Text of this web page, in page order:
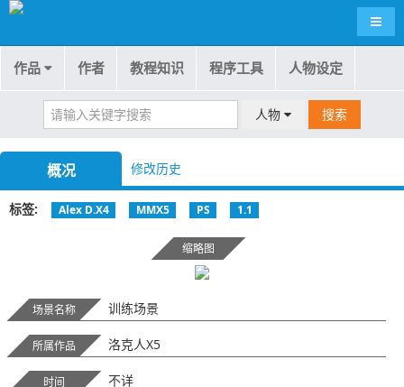
导航
作品 作者 教程知识 程序工具 人物设定
人物 搜索
概况 修改历史
标签 Alex D.X4 MMX5 PS 1.1
缩略图
场景名称 训练场景
所属作品 洛克人X5
时间 不详